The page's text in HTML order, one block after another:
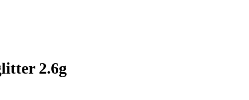
2.6g